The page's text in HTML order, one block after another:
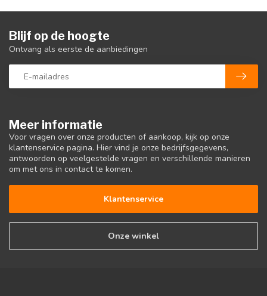
Meer informatie
Voor vragen over onze producten of aankoop, kijk op onze
klantenservice pagina. Hier vind je onze bedrijfsgegevens,
antwoorden op veelgestelde vragen en verschillende manieren
om met ons in contact te komen.
Klantenservice
Onze winkel
Blijf op de hoogte
Ontvang als eerste de aanbiedingen